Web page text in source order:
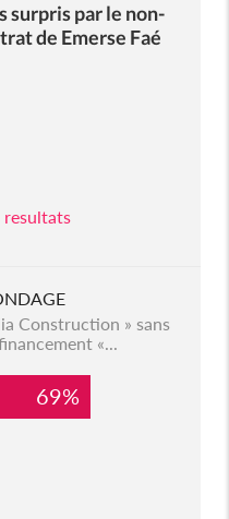
surpris par le non-
de Emerse Faé
resultats
Construction » sans
«...
69%